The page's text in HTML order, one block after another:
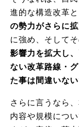
進的な構造改革
の勢力がさらに
に強め、そしてそ
影響力を拡大し
ない改革路線・
た事は間違いない
さらに言うなら
内容や規模につ